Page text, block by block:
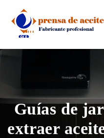
content
Guías de
extraer